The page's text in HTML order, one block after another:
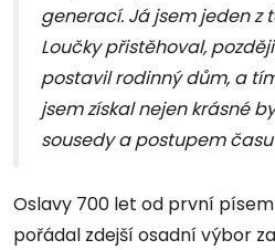
generací. Já jsem jeden z
Loučky přistěhoval,
postavil rodinný dům, a
jsem získal nejen krásné
sousedy a postupem
Oslavy 700 let od první
pořádal zdejší osadní výbor